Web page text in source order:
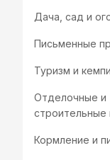
Дача, сад и
Письменные
Туризм и
Отделочные и
строительные
Кормление и